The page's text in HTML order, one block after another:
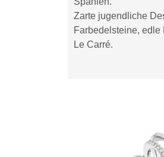
Zarte jugendliche
Farbedelsteine, edle
Le Carré.